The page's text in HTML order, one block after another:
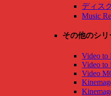
ディス
Music
その他のシリ
Video
Video
Video